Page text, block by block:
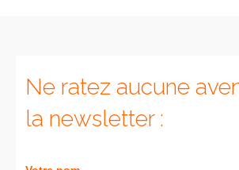
– Berlin
Ne ratez aucune
la newsletter :